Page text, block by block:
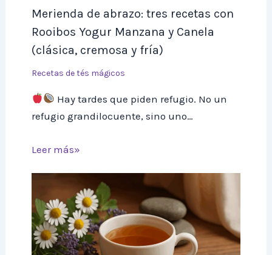
Merienda de abrazo: tres recetas con
Rooibos Yogur Manzana y Canela
(clásica, cremosa y fría)
Recetas de tés mágicos
Hay tardes que piden refugio. No un
refugio grandilocuente, sino uno…
Leer más»